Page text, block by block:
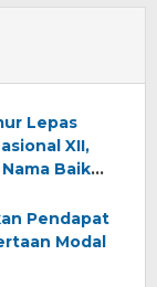
Lepas
XII,
Baik
Pendapat
Modal